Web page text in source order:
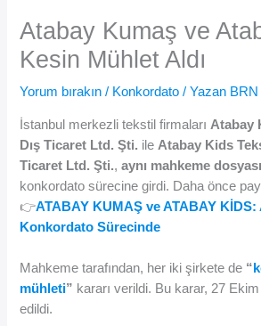
Atabay Kumaş ve
Kesin Mühlet Aldı
Yorum bırakın / Konkordato / Yazan BRN
İstanbul merkezli tekstil firmaları Atabay
Dış Ticaret Ltd. Şti. ile Atabay Kids
Ticaret Ltd. Şti.,aynı mahkeme dosyası
konkordato sürecine girdi. Daha önce
👉ATABAY KUMAŞ ve ATABAY KİDS:
Konkordato Sürecinde
Mahkeme tarafından, her iki şirkete de “
mühleti” kararı verildi. Bu karar, 27
edildi.